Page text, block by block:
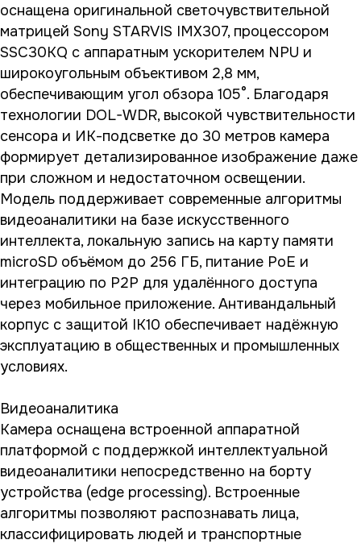
оснащена оригинальной светочувствительной
матрицей Sony STARVIS IMX307, процессором
SSC30KQ с аппаратным ускорителем NPU и
широкоугольным объективом 2,8 мм,
обеспечивающим угол обзора 105°. Благодаря
технологии DOL-WDR, высокой чувствительности
сенсора и ИК-подсветке до 30 метров камера
формирует детализированное изображение даже
при сложном и недостаточном освещении.
Модель поддерживает современные алгоритмы
видеоаналитики на базе искусственного
интеллекта, локальную запись на карту памяти
microSD объёмом до 256 ГБ, питание PoE и
интеграцию по P2P для удалённого доступа
через мобильное приложение. Антивандальный
корпус с защитой IK10 обеспечивает надёжную
эксплуатацию в общественных и промышленных
условиях.
Видеоаналитика
Камера оснащена встроенной аппаратной
платформой с поддержкой интеллектуальной
видеоаналитики непосредственно на борту
устройства (edge processing). Встроенные
алгоритмы позволяют распознавать лица,
классифицировать людей и транспортные